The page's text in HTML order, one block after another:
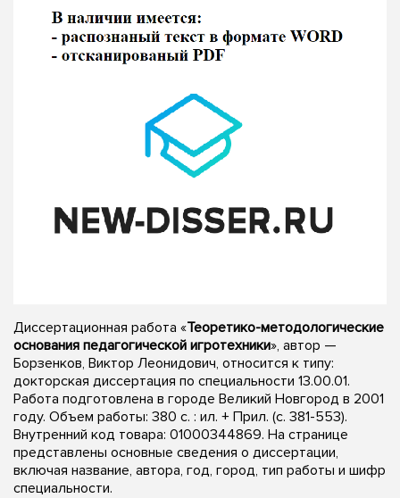
Диссертационная работа «Теоретико-методологические
основания педагогической игротехники», автор —
Борзенков, Виктор Леонидович, относится к типу:
докторская диссертация по специальности 13.00.01.
Работа подготовлена в городе Великий Новгород в 2001
году. Объем работы: 380 с. : ил. + Прил. (c. 381-553).
Внутренний код товара: 01000344869. На странице
представлены основные сведения о диссертации,
включая название, автора, год, город, тип работы и шифр
специальности.